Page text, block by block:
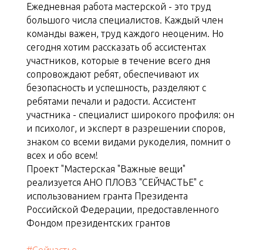
Ежедневная работа мастерской - это труд
большого числа специалистов. Каждый член
команды важен, труд каждого неоценим. Но
сегодня хотим рассказать об ассистентах
участников, которые в течение всего дня
сопровождают ребят, обеспечивают их
безопасность и успешность, разделяют с
ребятами печали и радости. Ассистент
участника - специалист широкого профиля: он
и психолог, и эксперт в разрешении споров,
знаком со всеми видами рукоделия, помнит о
всех и обо всем!
Проект "Мастерская "Важные вещи"
реализуется АНО ПЛОВЗ "СЕЙЧАСТЬЕ" с
использованием гранта Президента
Российской Федерации, предоставленного
Фондом президентских грантов